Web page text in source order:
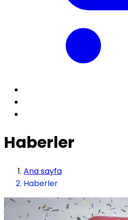
Haberler
Ana sayfa
Haberler